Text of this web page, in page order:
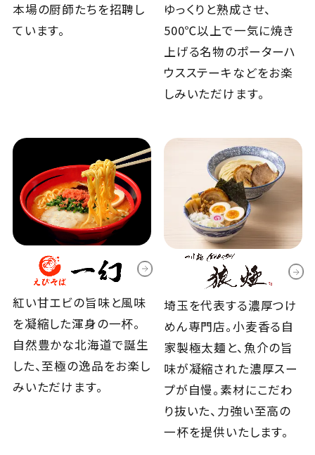
本場の厨師たちを招聘し
ています。
ゆっくりと熟成させ、
500℃以上で一気に焼き
上げる名物のポーターハ
ウスステーキなどをお楽
しみいただけます。
紅い甘エビの旨味と風味
を凝縮した渾身の一杯。
自然豊かな北海道で誕生
した、至極の逸品をお楽し
みいただけます。
埼玉を代表する濃厚つけ
めん専門店。小麦香る自
家製極太麺と、魚介の旨
味が凝縮された濃厚スー
プが自慢。素材にこだわ
り抜いた、力強い至高の
一杯を提供いたします。